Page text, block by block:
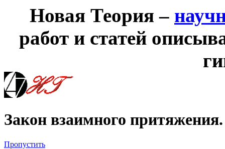
Новая Теория –
работ и статей
Закон взаимного притяжения.
Пропустить